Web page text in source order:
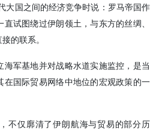
大国之间的经济竞争时说：罗马帝国作
试图绕过伊朗领土，与东方的丝绸、
的联系。
军基地并对战略水道实施监控，是当
在国际贸易网络中地位的宏观政策的一
不仅廓清了伊朗航海与贸易的部分历